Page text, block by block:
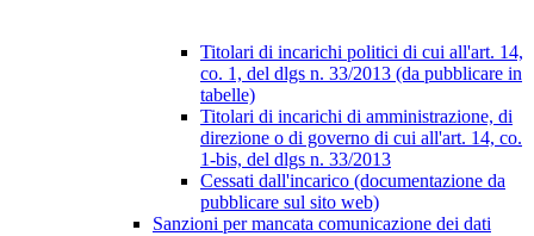
Titolari di incarichi politici di cui all'art. 14,
co. 1, del dlgs n. 33/2013 (da pubblicare in
tabelle)
Titolari di incarichi di amministrazione, di
direzione o di governo di cui all'art. 14, co.
1-bis, del dlgs n. 33/2013
Cessati dall'incarico (documentazione da
pubblicare sul sito web)
Sanzioni per mancata comunicazione dei dati